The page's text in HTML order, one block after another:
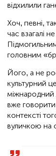
відхилили
Хоч, певні,
час взагалі
головним
Його, а не
культурний
міжнародний
вже
контексті
вуличкою на